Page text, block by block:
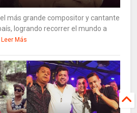
más grande compositor y cantante
logrando recorrer el mundo a
Leer Más